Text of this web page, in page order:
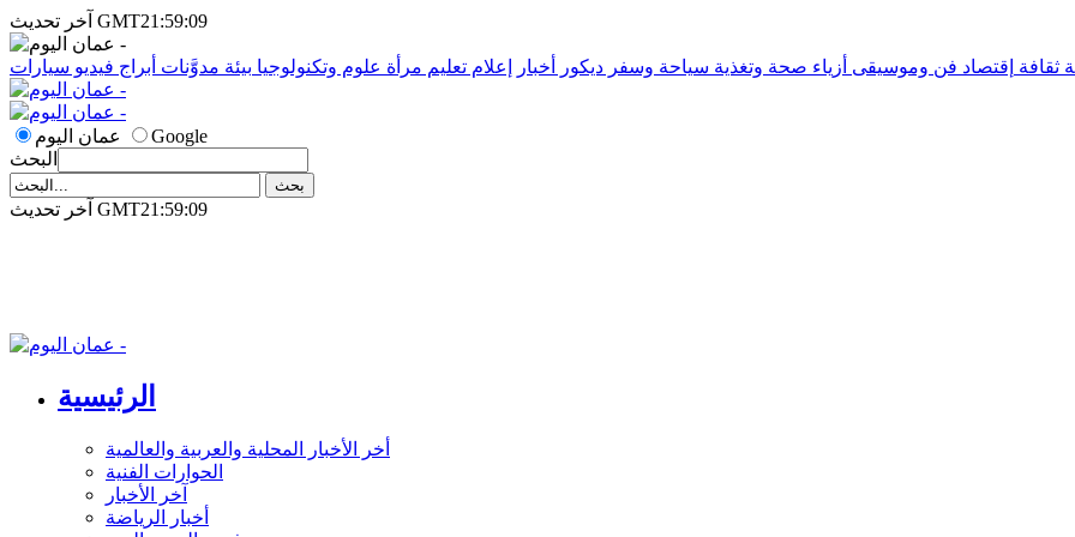
آخر تحديث GMT21:59:09
ثقافة إقتصاد فن وموسيقى أزياء صحة وتغذية سياحة وسفر ديكور أخبار إعلام تعليم مرأة علوم وتكنولوجيا بيئة مدوَّنات أبراج فيديو سيارات
عمان اليوم
Google
البحث
آخر تحديث GMT21:59:09
الرئيسية
أخر الأخبار المحلية والعربية والعالمية
الحوارات الفنية
آخر الأخبار
أخبار الرياضة